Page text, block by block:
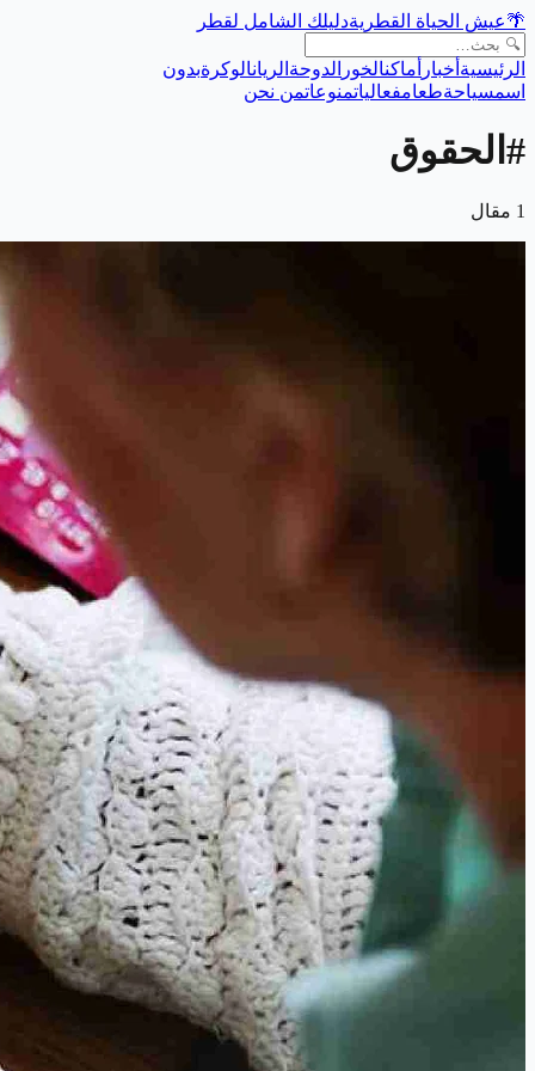
🌴عيش الحياة القطريةدليلك الشامل لقطر
الرئيسية أخبار أماكنالخور الدوحة الريانالوكرةبدون
اسمسياحةطعامفعالياتمنوعاتمن نحن
# الحقوق
1 مقال